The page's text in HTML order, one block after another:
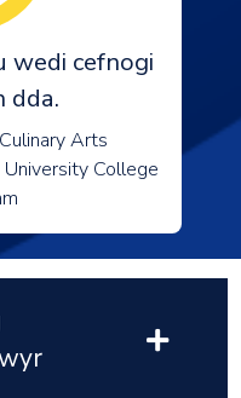
wedi cefnogi
dda.
Arts
College